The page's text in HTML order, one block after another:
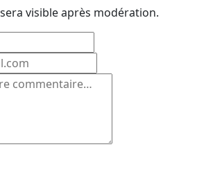
visible après modération.